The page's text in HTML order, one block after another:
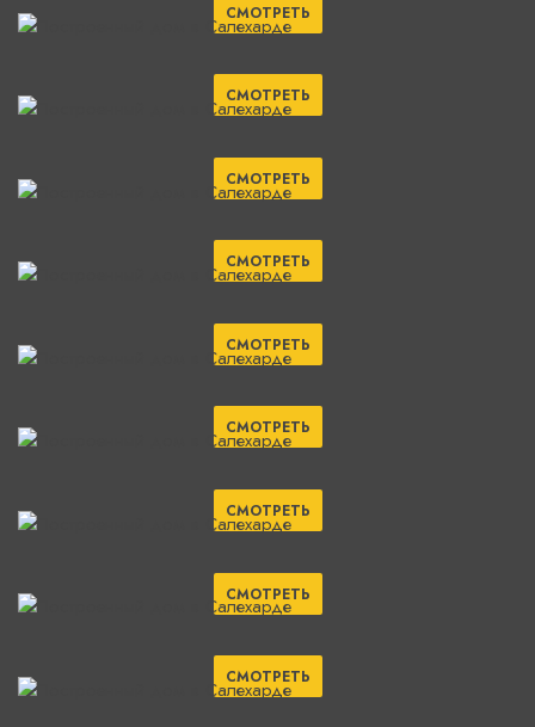
СМОТРЕТЬ
СМОТРЕТЬ
СМОТРЕТЬ
СМОТРЕТЬ
СМОТРЕТЬ
СМОТРЕТЬ
СМОТРЕТЬ
СМОТРЕТЬ
СМОТРЕТЬ